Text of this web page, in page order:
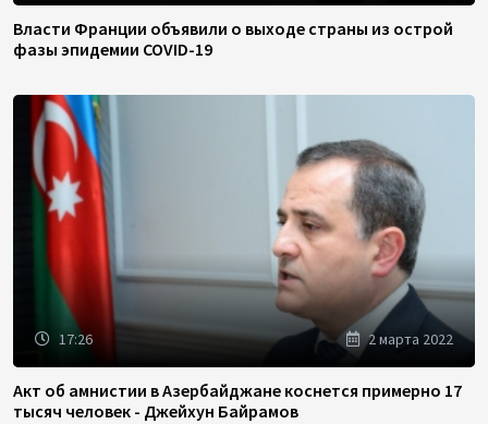
Власти Франции объявили о выходе страны из острой
фазы эпидемии COVID-19
17:26 2 марта 2022
Акт об амнистии в Азербайджане коснется примерно 17
тысяч человек - Джейхун Байрамов